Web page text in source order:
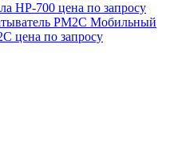
HP-700 цена по запросу
РМ2С Мобильный
цена по запросу